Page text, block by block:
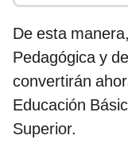
De esta
Pedagógica y
convertirán
Educación
Superior.